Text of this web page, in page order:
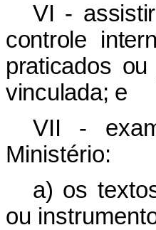
VI -
controle
praticados
vinculada; e
VII -
Ministério:
a) os
ou